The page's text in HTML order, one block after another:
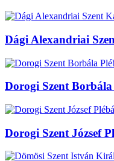
Dági Alexandriai
Dorogi Szent
Dorogi Szent József